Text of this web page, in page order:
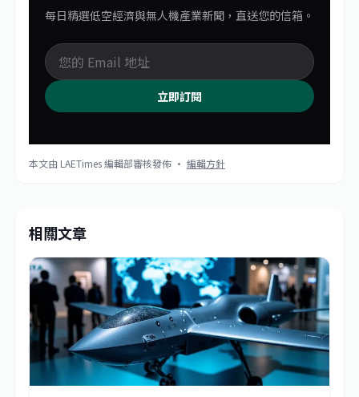
每日精選低空經濟與無人機產業新聞，直送您的信箱。
立即訂閱
本文由 LAETimes 編輯部審核發佈 · 編輯方針
相關文章